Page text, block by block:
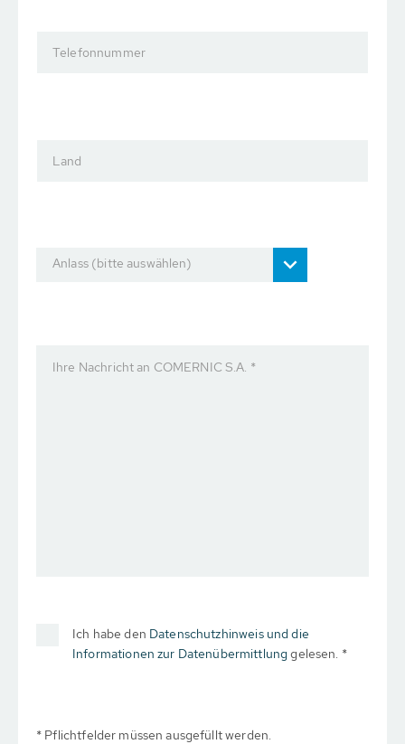
Telefonnummer
Land
Anlass (bitte auswählen)
Ihre Nachricht an COMERNIC S.A. *
Ich habe den Datenschutzhinweis und die
Informationen zur Datenübermittlunggelesen. *
* Pflichtfelder müssen ausgefüllt werden.